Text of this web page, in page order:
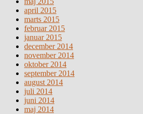
april 2015
marts 2015
februar 2015
januar 2015
december 2014
november 2014
oktober 2014
september 2014
august 2014
juli 2014
juni 2014
maj 2014